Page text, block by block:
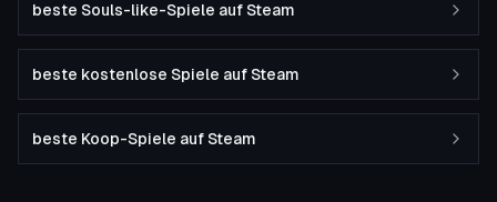
beste Souls-like-Spiele auf Steam
beste kostenlose Spiele auf Steam
beste Koop-Spiele auf Steam